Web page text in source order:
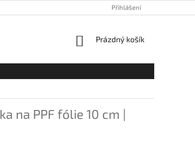
Přihlášení
NÁKUPNÍ
Prázdný košík
na PPF fólie 10 cm |